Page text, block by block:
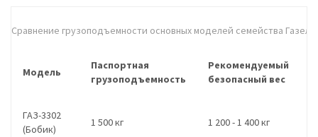
Сравнение грузоподъемности основных моделей семейства Газель
Модель
Паспортная
грузоподъемность
Рекомендуемый
безопасный вес
ГАЗ-3302
(Бобик)
1 500 кг 1 200 - 1 400 кг